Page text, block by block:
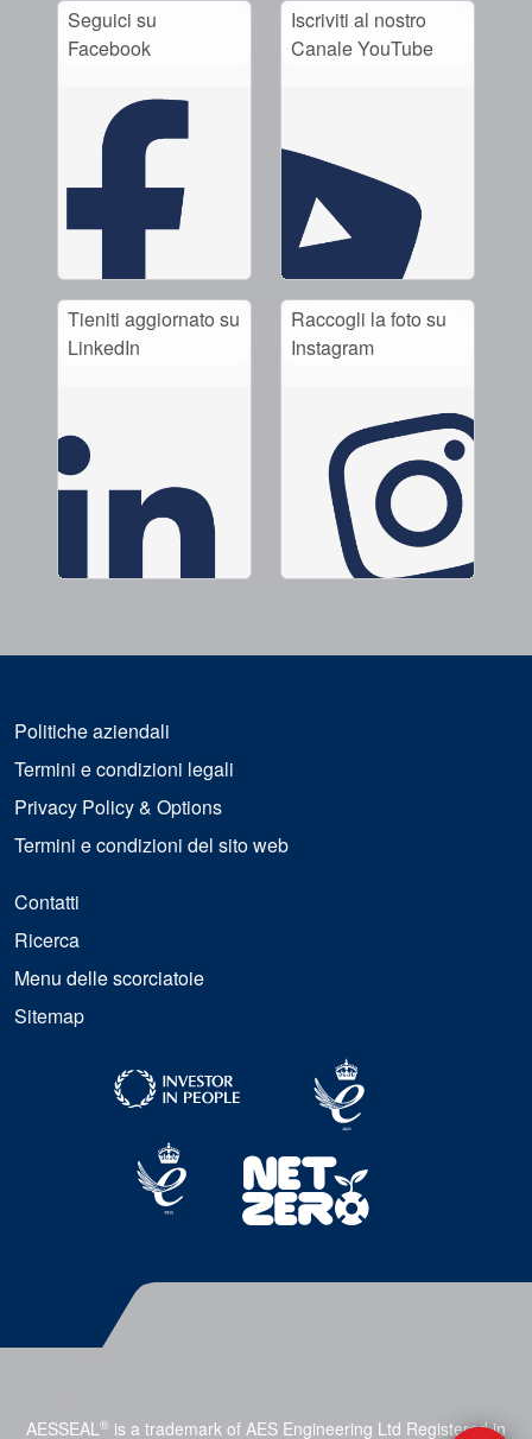
Seguici su
Facebook
Iscriviti al nostro
Canale YouTube
Tieniti aggiornato su
LinkedIn
Raccogli la foto su
Instagram
Politiche aziendali
Termini e condizioni legali
Privacy Policy & Options
Termini e condizioni del sito web
Contatti
Ricerca
Menu delle scorciatoie
Sitemap
AESSEAL ® is a trademark of AES Engineering Ltd Registered in